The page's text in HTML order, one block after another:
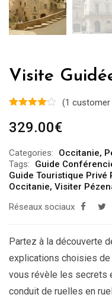
Visite
(1 customer
329.00€
Categories: Occitanie,
Tags:
Guide
Guide Touristique Privé
Occitanie, Visiter
Réseaux sociaux
Partez à la découverte
explications choisies
vous révèle les secrets
conduit de ruelles en